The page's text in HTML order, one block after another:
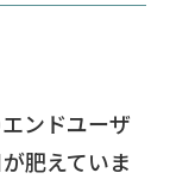
ンドユーザ
肥えていま